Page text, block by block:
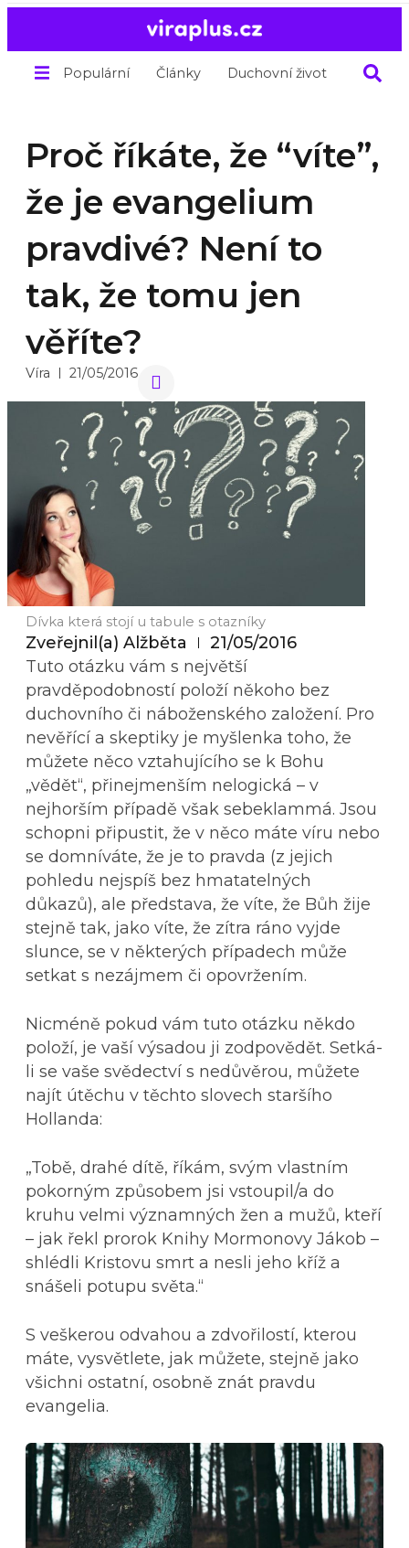
Populární Články Duchovní život O nás
Proč říkáte, že “víte”,
že je evangelium
pravdivé? Není to
tak, že tomu jen
věříte?
Víra 21/05/2016
Dívka která stojí u tabule s otazníky
Zveřejnil(a) Alžběta
21/05/2016
Tuto otázku vám s největší
pravděpodobností položí někoho bez
duchovního či náboženského založení. Pro
nevěřící a skeptiky je myšlenka toho, že
můžete něco vztahujícího se k Bohu
„vědět“, přinejmenším nelogická – v
nejhorším případě však sebeklammá. Jsou
schopni připustit, že v něco máte víru nebo
se domníváte, že je to pravda (z jejich
pohledu nejspíš bez hmatatelných
důkazů), ale představa, že víte, že Bůh žije
stejně tak, jako víte, že zítra ráno vyjde
slunce, se v některých případech může
setkat s nezájmem či opovržením.
Nicméně pokud vám tuto otázku někdo
položí, je vaší výsadou ji zodpovědět. Setká-
li se vaše svědectví s nedůvěrou, můžete
najít útěchu v těchto slovech staršího
Hollanda:
„Tobě, drahé dítě, říkám, svým vlastním
pokorným způsobem jsi vstoupil/a do
kruhu velmi významných žen a mužů, kteří
– jak řekl prorok Knihy Mormonovy Jákob –
shlédli Kristovu smrt a nesli jeho kříž a
snášeli potupu světa.“
S veškerou odvahou a zdvořilostí, kterou
máte, vysvětlete, jak můžete, stejně jako
všichni ostatní, osobně znát pravdu
evangelia.